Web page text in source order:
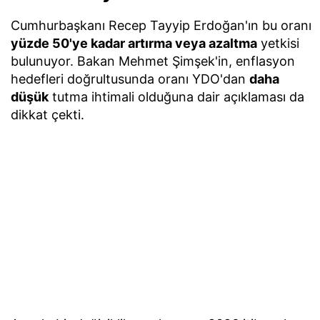
Cumhurbaşkanı Recep Tayyip Erdoğan'ın bu oranı
yüzde 50'ye kadar artırma veya azaltma yetkisi
bulunuyor. Bakan Mehmet Şimşek'in, enflasyon
hedefleri doğrultusunda oranı YDO'dan daha
düşük tutma ihtimali olduğuna dair açıklaması da
dikkat çekti.